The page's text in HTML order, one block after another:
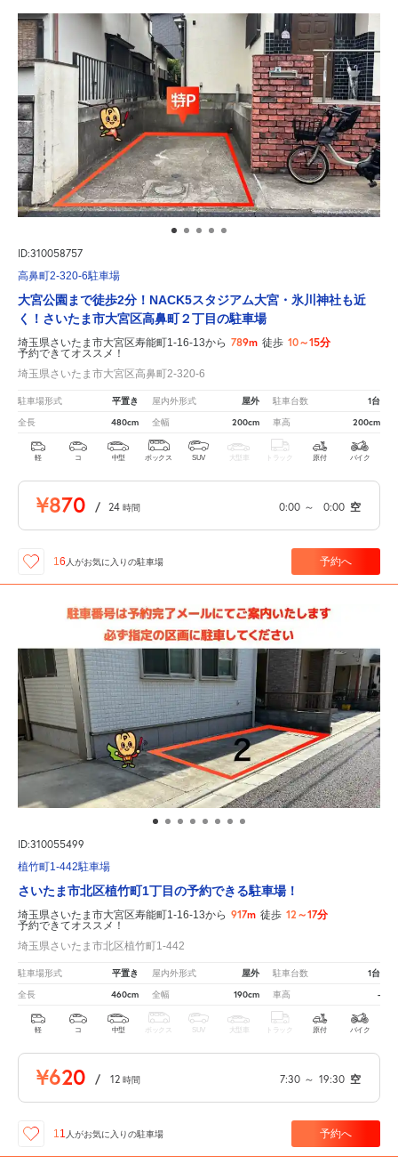
ID:310058757
高鼻町2-320-6駐車場
大宮公園まで徒歩2分！NACK5スタジアム大宮・氷川神社も近
く！さいたま市大宮区高鼻町２丁目の駐車場
埼玉県さいたま市大宮区寿能町1-16-13から 789m 徒歩 10～15分
予約できてオススメ！
埼玉県さいたま市大宮区高鼻町2-320-6
駐車場形式 平置き 屋内外形式 屋外 駐車台数 1台
全長 480cm 全幅 200cm 車高 200cm
軽 コ 中型 ボックス SUV 大型車 トラック 原付 バイク
¥870 / 24 時間 0:00 ～ 0:00 空
16 人がお気に入りの駐車場 予約へ
ID:310055499
植竹町1-442駐車場
さいたま市北区植竹町1丁目の予約できる駐車場！
埼玉県さいたま市大宮区寿能町1-16-13から 917m 徒歩 12～17分
予約できてオススメ！
埼玉県さいたま市北区植竹町1-442
駐車場形式 平置き 屋内外形式 屋外 駐車台数 1台
全長 460cm 全幅 190cm 車高 -
軽 コ 中型 ボックス SUV 大型車 トラック 原付 バイク
¥620 / 12 時間 7:30 ～ 19:30 空
11 人がお気に入りの駐車場 予約へ